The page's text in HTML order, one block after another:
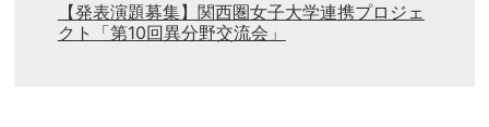
【発表演題募集】関西圏女子大学連携プロジェ
クト「第10回異分野交流会」